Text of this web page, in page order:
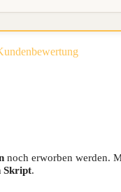
noch erworben werden.
Skript.